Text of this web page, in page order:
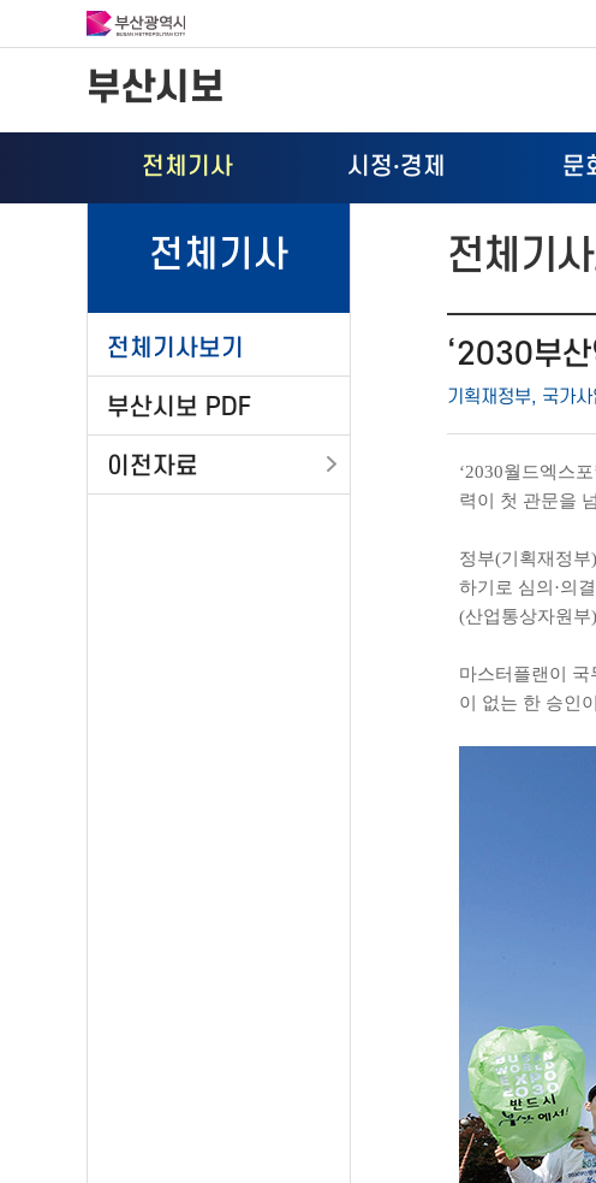
부산시보
전체기사 시정·경제 문
전체기사
전체기사보기
부산시보 PDF
이전자료
전체 기
‘2030부
기획재정부, 국가
‘2030월드엑스
력이 첫 관문을
정부(기획재정부
하기로 심의·의
(산업통상자원
마스터플랜이
이 없는 한 승인